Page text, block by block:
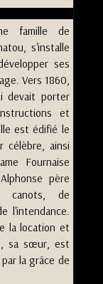
famille de
s'installe
ses
Vers 1860,
devait porter
et
est édifié le
célèbre, ainsi
Fournaise
père
canots, de
l'intendance.
la location et
sa sœur, est
la grâce de